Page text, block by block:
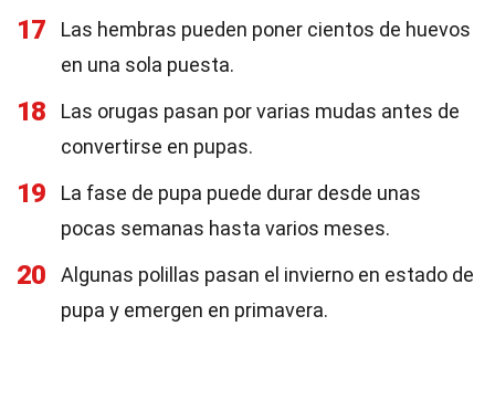
17
Las hembras pueden poner cientos de huevos
en una sola puesta.
18
Las orugas pasan por varias mudas antes de
convertirse en pupas.
19
La fase de pupa puede durar desde unas
pocas semanas hasta varios meses.
20
Algunas polillas pasan el invierno en estado de
pupa y emergen en primavera.